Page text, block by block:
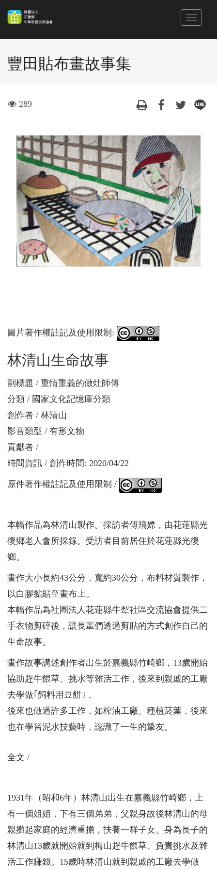
到
要
Toggle
豐田貼布畫故事集
visit
289
圖片著作權註記及使用限制:
林清山生命故事
副標題
重情重義的做灶師傅
分類
國家文化記憶庫分類
創作者
林清山
影音類型
有形文物
貢獻者
時間資訊
創作時間: 2020/04/22
原件著作權註記及使用限制
本幅作品為林清山製作。採訪者傅飛嫦，由花蓮縣光
復鄉老人會所採錄。受訪者目前居住於花蓮縣光復
鄉。
畫作大小長約43公分，寬約30公分，布料材質製作，
以白膠黏貼至畫布上。
本幅作品為社團法人花蓮縣牛犁社區交流協會提供二
手衣物剪碎後，讓長輩們透過剪貼的方式創作自己的
生命故事。
畫作故事講述創作者出生於嘉義縣竹崎鄉，13歲開始
協助趕牛餵草、挑水等雜活工作，後來到親戚的工廠
去學做｢飼料用豆餅｣，
後來也做過許多工作，如榨油工廠、種植菸葉，後來
也在學習泥水技藝時，認識了一生的摯友。
全文
1931年（昭和6年）林清山出生在嘉義縣竹崎鄉，上
有一個姐姐，下有三個弟弟，父親身故後林清山的母
親攤起家庭的經濟重擔，扶養一群子女。身為長子的
林清山13歲就開始就到梅山趕牛餵草、負責挑水及雜
活工作賺錢。15歲時林清山就到親戚的工廠去學做